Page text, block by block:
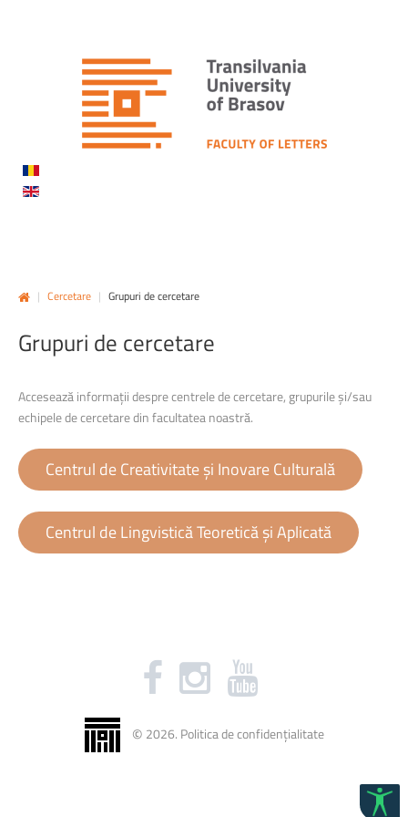
| Cercetare | Grupuri de cercetare
Grupuri de cercetare
Accesează informații despre centrele de cercetare, grupurile și/sau
echipele de cercetare din facultatea noastră.
Centrul de Creativitate și Inovare Culturală
Centrul de Lingvistică Teoretică și Aplicată
© 2026. Politica de confidențialitate